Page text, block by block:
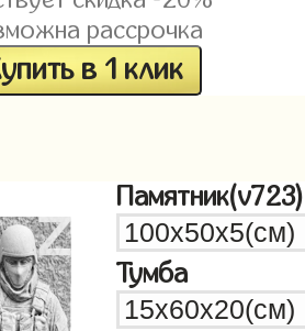
рассрочка
в 1 клик
Памятник(v723)
Тумба